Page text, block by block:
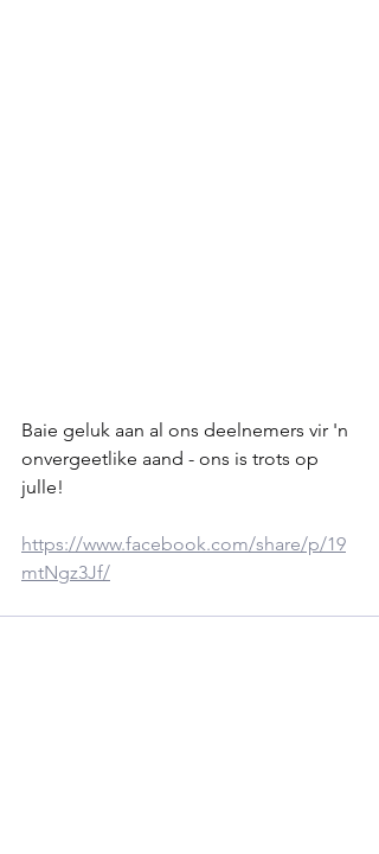
Baie geluk aan al ons deelnemers vir 'n
onvergeetlike aand - ons is trots op
julle!
https://www.facebook.com/share/p/19
mtNgz3Jf/